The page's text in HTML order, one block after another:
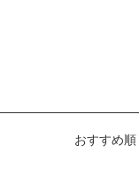
おすすめ順